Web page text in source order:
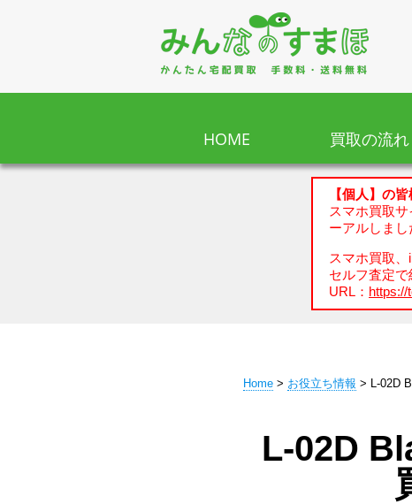
HOME 買取の流れ
【個人】の
スマホ買取
ーアルしまし
スマホ買取
セルフ査定
URL： https://
Home > お役立ち情報 > L-02D
L-02D